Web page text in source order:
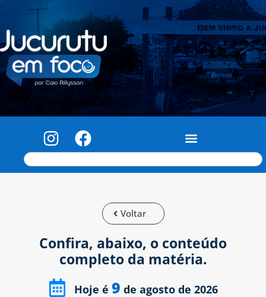
Voltar
Confira, abaixo, o conteúdo
completo da matéria.
Hoje é 9 de agosto de 2026